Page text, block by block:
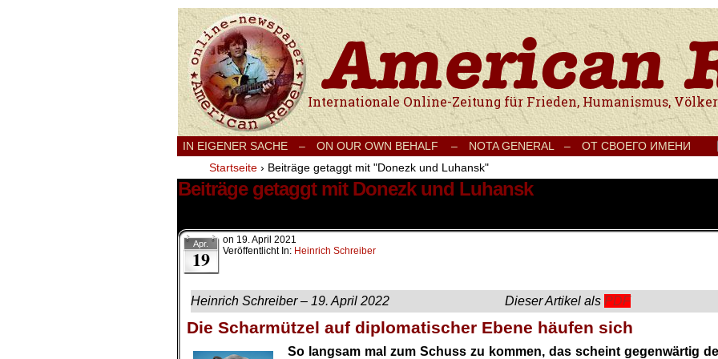
Internationale Onlinezeitung für Frieden, Humanismus, Völkerverständigung und
IN EIGENER SACHE – ON OUR OWN BEHALF – NOTA GENERAL – ОТ СВОЕГО ИМЕНИ
Startseite › Beiträge getaggt mit "Donezk und Luhansk"
Beiträge getaggt mit Donezk und Luhansk
Apr.
19
on 19. April 2021
Veröffentlicht In: Heinrich Schreiber
Heinrich Schreiber – 19. April 2022 Dieser Artikel als PDF
Die Scharmützel auf diplomatischer Ebene häufen sich
So langsam mal zum Schuss zu kommen, das scheint gegenwärtig